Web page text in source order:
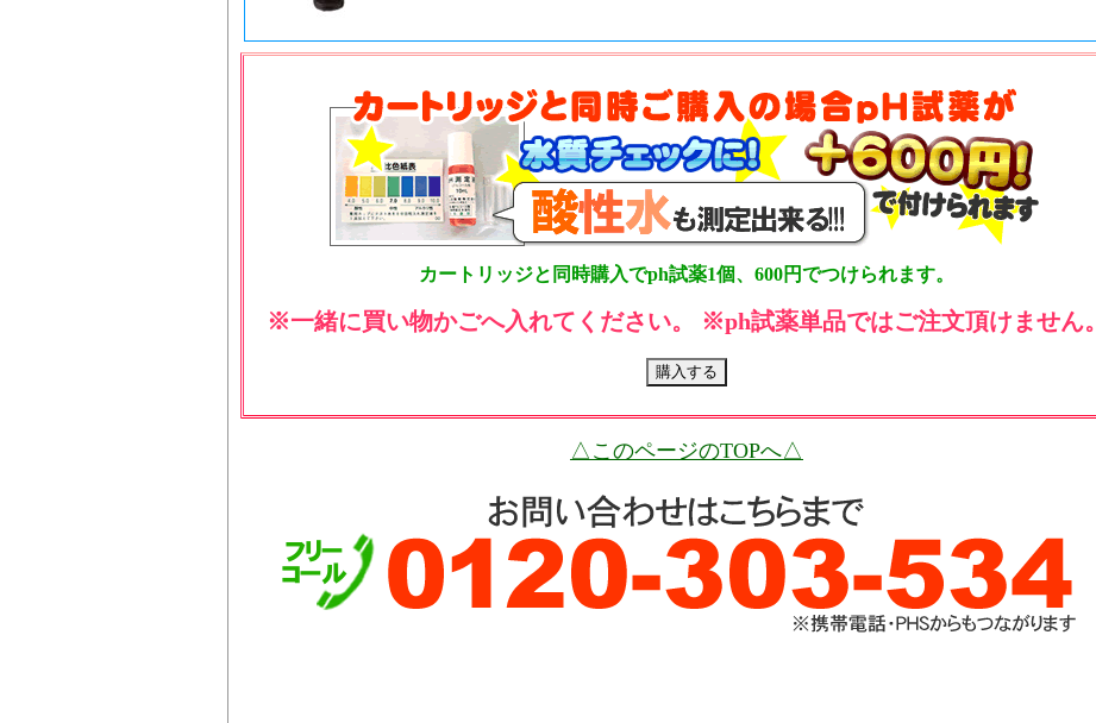
カートリッジと同時購入でph試薬1個、600円でつけられます。
※一緒に買い物かごへ入れてください。 ※ph試薬単品ではご注文頂けません。
△このページのTOPへ△